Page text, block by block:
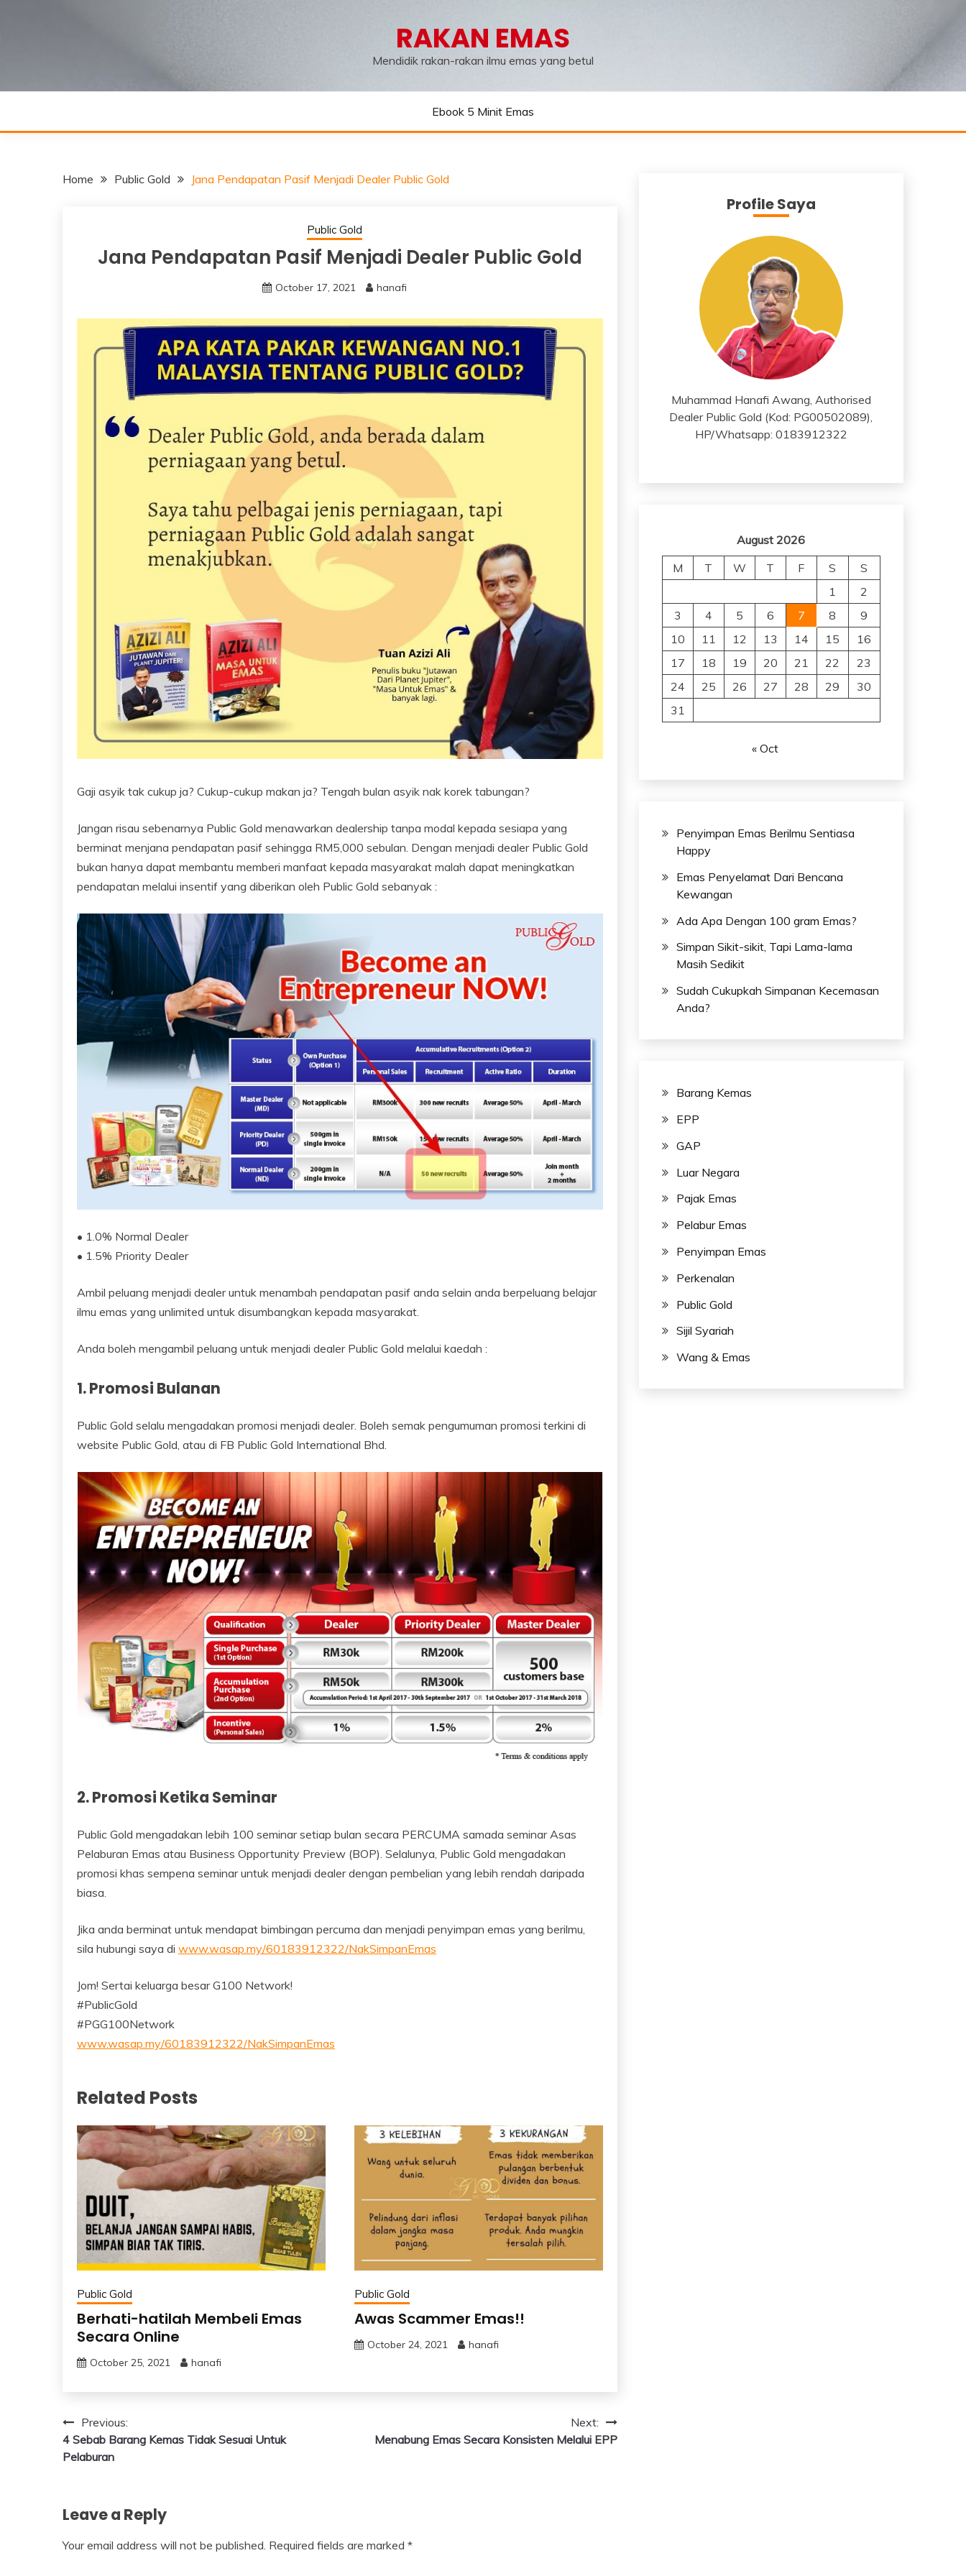
RAKAN EMAS
Mendidik rakan-rakan ilmu emas yang betul
Ebook 5 Minit Emas
Home Public Gold Jana Pendapatan Pasif Menjadi Dealer Public Gold
Public Gold
Jana Pendapatan Pasif Menjadi Dealer Public Gold
October 17, 2021 hanafi
Gaji asyik tak cukup ja? Cukup-cukup makan ja? Tengah bulan asyik nak korek tabungan?
Jangan risau sebenarnya Public Gold menawarkan dealership tanpa modal kepada sesiapa yang
berminat menjana pendapatan pasif sehingga RM5,000 sebulan. Dengan menjadi dealer Public Gold
bukan hanya dapat membantu memberi manfaat kepada masyarakat malah dapat meningkatkan
pendapatan melalui insentif yang diberikan oleh Public Gold sebanyak :
• 1.0% Normal Dealer
• 1.5% Priority Dealer
Ambil peluang menjadi dealer untuk menambah pendapatan pasif anda selain anda berpeluang belajar
ilmu emas yang unlimited untuk disumbangkan kepada masyarakat.
Anda boleh mengambil peluang untuk menjadi dealer Public Gold melalui kaedah :
1. Promosi Bulanan
Public Gold selalu mengadakan promosi menjadi dealer. Boleh semak pengumuman promosi terkini di
website Public Gold, atau di FB Public Gold International Bhd.
2. Promosi Ketika Seminar
Public Gold mengadakan lebih 100 seminar setiap bulan secara PERCUMA samada seminar Asas
Pelaburan Emas atau Business Opportunity Preview (BOP). Selalunya, Public Gold mengadakan
promosi khas sempena seminar untuk menjadi dealer dengan pembelian yang lebih rendah daripada
biasa.
Jika anda berminat untuk mendapat bimbingan percuma dan menjadi penyimpan emas yang berilmu,
sila hubungi saya di www.wasap.my/60183912322/NakSimpanEmas
Jom! Sertai keluarga besar G100 Network!
#PublicGold
#PGG100Network
www.wasap.my/60183912322/NakSimpanEmas
Related Posts
Public Gold
Berhati-hatilah Membeli Emas
Secara Online
October 25, 2021 hanafi
Public Gold
Awas Scammer Emas!!
October 24, 2021 hanafi
Post
navigation
Previous:
4 Sebab Barang Kemas Tidak Sesuai Untuk
Pelaburan
Next:
Menabung Emas Secara Konsisten Melalui EPP
Leave a Reply
Your email address will not be published. Required fields are marked *
Profile Saya
Muhammad Hanafi Awang, Authorised
Dealer Public Gold (Kod: PG00502089),
HP/Whatsapp: 0183912322
August 2026
M
T W T F S
S
1
2
3
4 5 6 7 8
9
10
11 12 13 14 15
16
17
18 19 20 21 22
23
24
25 26 27 28 29
30
31
« Oct
Penyimpan Emas Berilmu Sentiasa
Happy
Emas Penyelamat Dari Bencana
Kewangan
Ada Apa Dengan 100 gram Emas?
Simpan Sikit-sikit, Tapi Lama-lama
Masih Sedikit
Sudah Cukupkah Simpanan Kecemasan
Anda?
Barang Kemas
EPP
GAP
Luar Negara
Pajak Emas
Pelabur Emas
Penyimpan Emas
Perkenalan
Public Gold
Sijil Syariah
Wang & Emas